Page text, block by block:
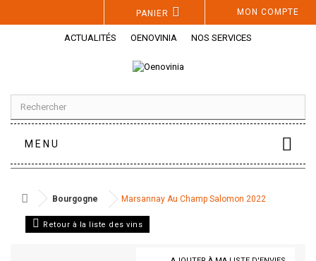
MON COMPTE
PANIER
ACTUALITÉS OENOVINIA NOS SERVICES
MENU
Bourgogne Marsannay Au Champ Salomon 2022
Retour à la liste des vins